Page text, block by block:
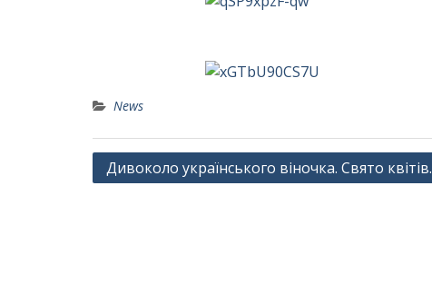
News
Навігація
Дивоколо українського віночка. Свято квітів.